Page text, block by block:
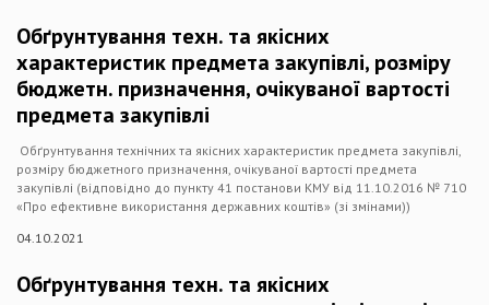
Обґрунтування техн. та якісних
характеристик предмета закупівлі, розміру
бюджетн. призначення, очікуваної вартості
предмета закупівлі
Обґрунтування технічних та якісних характеристик предмета закупівлі,
розміру бюджетного призначення, очікуваної вартості предмета
закупівлі (відповідно до пункту 41 постанови КМУ від 11.10.2016 № 710
«Про ефективне використання державних коштів» (зі змінами))
04.10.2021
Обґрунтування техн. та якісних